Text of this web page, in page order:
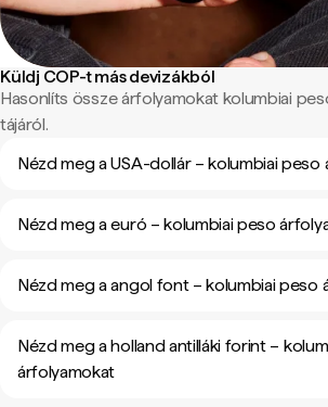
Küldj COP-t más devizákból
Hasonlíts össze árfolyamokat kolumbiai
tájáról.
Nézd meg a USA-dollár – kolumbiai peso
Nézd meg a euró – kolumbiai peso
Nézd meg a angol font – kolumbiai peso
Nézd meg a holland antilláki forint –
árfolyamokat